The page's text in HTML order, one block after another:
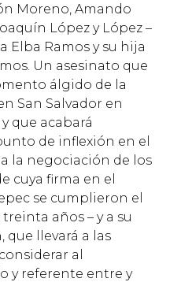
Moreno, Amando
López y López –
Elba Ramos y su hija
Un asesinato que
álgido de la
San Salvador en
que acabará
de inflexión en el
la negociación de los
cuya firma en el
se cumplieron el
años – y a su
que llevará a las
al
y referente entre y